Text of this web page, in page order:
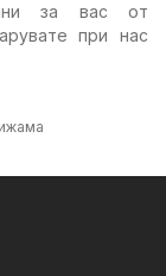
за вас от
при нас